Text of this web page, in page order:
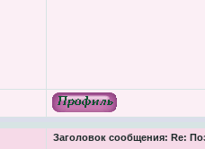
Заголовок сообщения: Re: